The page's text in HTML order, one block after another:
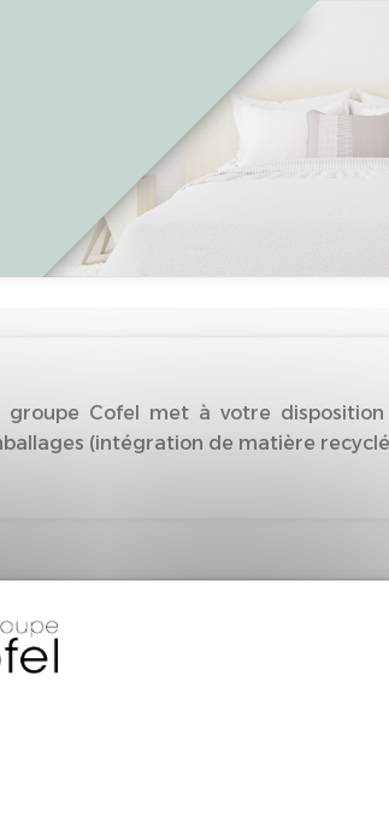
Cofel met à votre
(intégration de matière
comporte au moins 54% de